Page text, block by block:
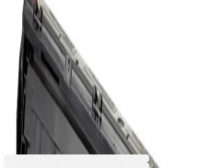
-45%
Съвместима тонер касета
Office 1 HP CE285A, LJPro
P1102, 1600 страници/5%,
Black
3020124525
Баркод: 3800052721314